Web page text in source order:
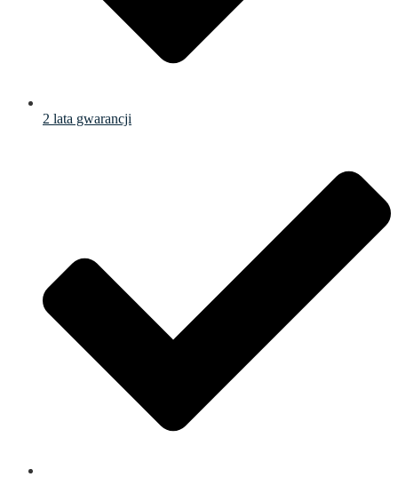
2 lata gwarancji